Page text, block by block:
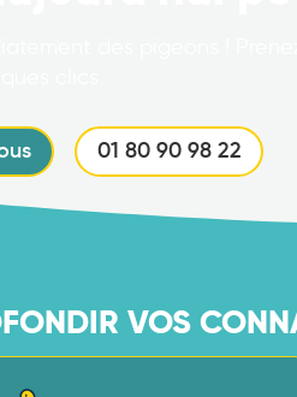
01 80 90 98 22
VOS